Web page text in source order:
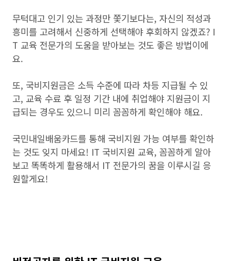
무턱대고 인기 있는 과정만 쫓기보다는, 자신의 적성과
흥미를 고려해서 신중하게 선택해야 후회하지 않겠죠? I
T 교육 전문가의 도움을 받아보는 것도 좋은 방법이에
요.
또, 국비지원금은 소득 수준에 따라 차등 지급될 수 있
고, 교육 수료 후 일정 기간 내에 취업해야 지원금이 지
급되는 경우도 있으니 미리 꼼꼼하게 확인해야 해요.
국민내일배움카드를 통해 국비지원 가능 여부를 확인하
는 것도 잊지 마세요! IT 국비지원 교육, 꼼꼼하게 알아
보고 똑똑하게 활용해서 IT 전문가의 꿈을 이루시길 응
원할게요!